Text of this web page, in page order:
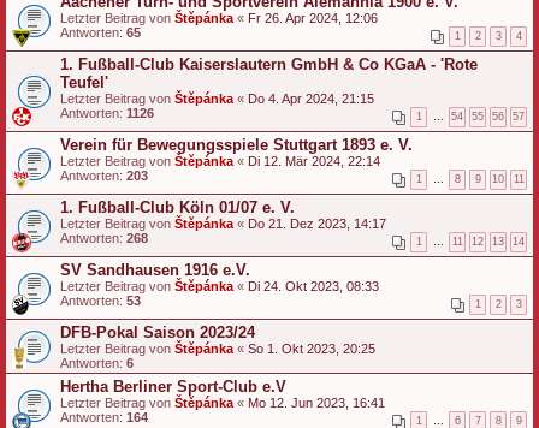
Letzter Beitrag von Štěpánka « Fr 26. Apr 2024, 12:06
Antworten: 65 1 2 3 4
1. Fußball-Club Kaiserslautern GmbH & Co KGaA - 'Rote
Teufel'
Letzter Beitrag von Štěpánka « Do 4. Apr 2024, 21:15
Antworten: 1126 1 54 55 56 57
Verein für Bewegungsspiele Stuttgart 1893 e. V.
Letzter Beitrag von Štěpánka « Di 12. Mär 2024, 22:14
Antworten: 203 1 8 9 10 11
1. Fußball-Club Köln 01/07 e. V.
Letzter Beitrag von Štěpánka « Do 21. Dez 2023, 14:17
Antworten: 268 1 11 12 13 14
SV Sandhausen 1916 e.V.
Letzter Beitrag von Štěpánka « Di 24. Okt 2023, 08:33
Antworten: 53 1 2 3
DFB-Pokal Saison 2023/24
Letzter Beitrag von Štěpánka « So 1. Okt 2023, 20:25
Antworten: 6
Hertha Berliner Sport-Club e.V
Letzter Beitrag von Štěpánka « Mo 12. Jun 2023, 16:41
Antworten: 164 1 6 7 8 9